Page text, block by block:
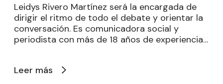
Leidys Rivero Martínez será la encargada de
dirigir el ritmo de todo el debate y orientar la
conversación. Es comunicadora social y
periodista con más de 18 años de experiencia…
Leer más